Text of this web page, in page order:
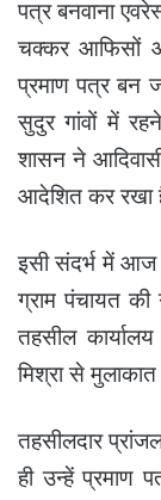
पत्र बनवाना
चक्कर आफिसों
प्रमाण पत्र बन
सुदुर गांवों में
शासन ने
आदेशित कर रखा
इसी संदर्भ में
ग्राम पंचायत
तहसील
मिश्रा से
तहसीलदार
ही उन्हें प्रमाण